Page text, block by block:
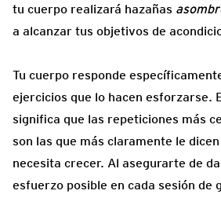
tu cuerpo realizará hazañas
a alcanzar tus objetivos de
Tu cuerpo responde
ejercicios que lo hacen esforzarse.
significa que las repeticiones más
son las que más claramente le
necesita crecer. Al asegurarte de
esfuerzo posible en cada sesión de